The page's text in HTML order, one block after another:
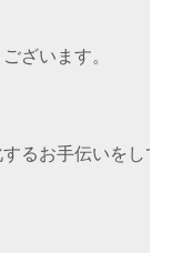
ざいます。
るお手伝いをして